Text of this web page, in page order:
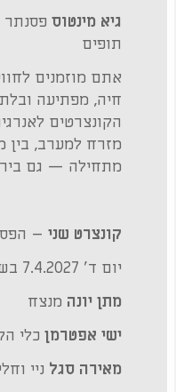
גיא מינטוס פסנתר
תופים
אתם מוזמנים
חיה, מפתיעה
הקונצרטים
מזרח למערב, בין
מתחילה — גם
קונצרט שני –
יום ד' 7.4.2027 בשעה 17:00
מתן יונה מנצח
ישי אפטרמן כלי
מאירה סגל ניי